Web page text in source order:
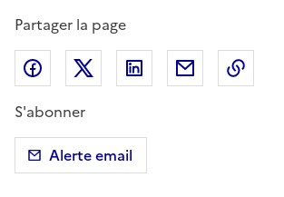
Partager la page
Partager sur Facebook
Partager sur X
Partager surPartager
S'abonner
Alerte email